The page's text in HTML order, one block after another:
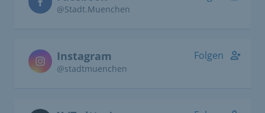
@Stadt.Muenchen
Instagram
@stadtmuenchen
Folgen